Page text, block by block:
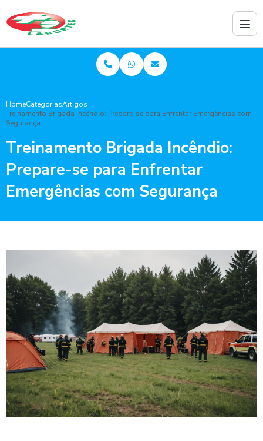
HomeCategoriasArtigos
Treinamento Brigada Incêndio: Prepare-se para Enfrentar Emergências com
Segurança
Treinamento Brigada Incêndio:
Prepare-se para Enfrentar
Emergências com Segurança